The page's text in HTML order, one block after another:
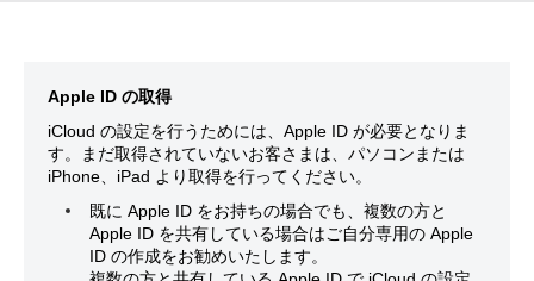
Apple ID の取得
iCloud の設定を行うためには、Apple ID が必要となりま
す。まだ取得されていないお客さまは、パソコンまたは
iPhone、iPad より取得を行ってください。
既に Apple ID をお持ちの場合でも、複数の方と
Apple ID を共有している場合はご自分専用の Apple
ID の作成をお勧めいたします。